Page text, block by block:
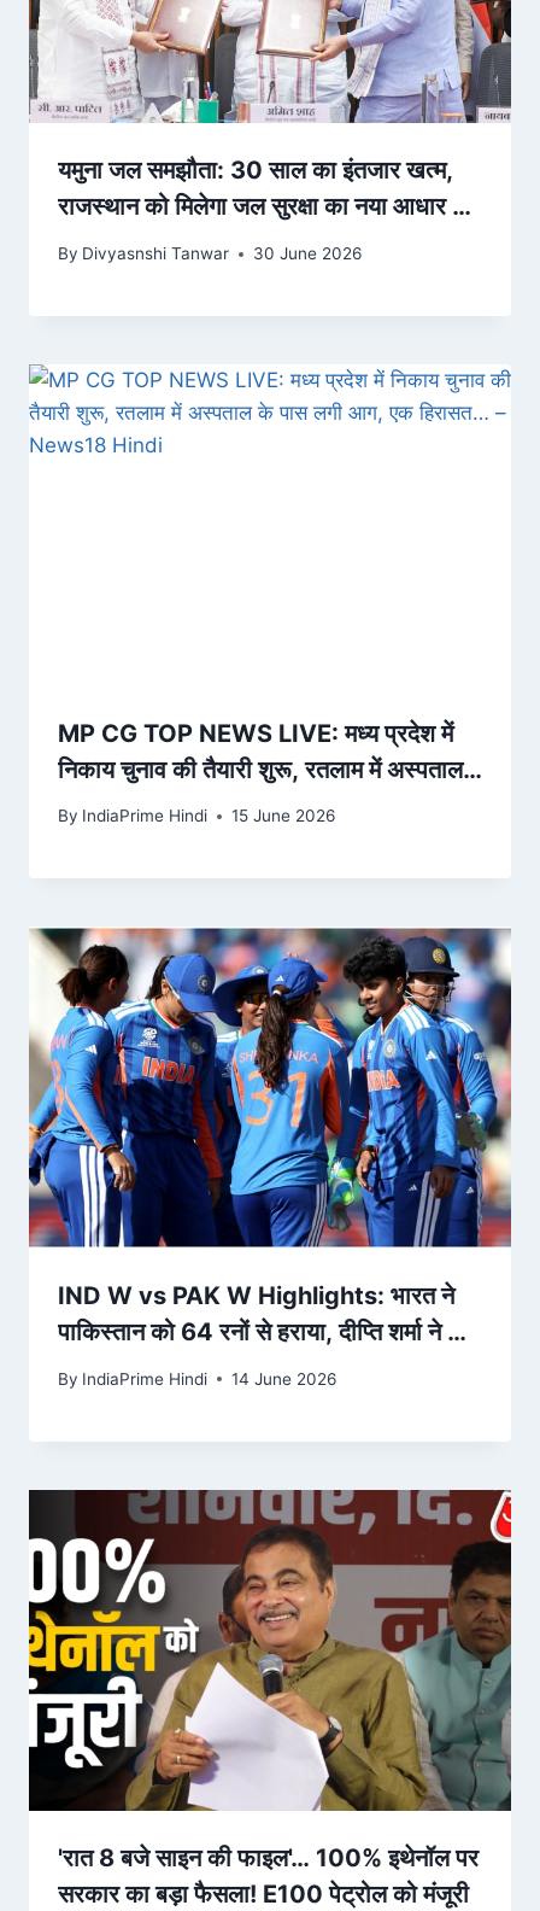
यमुना जल समझौता: 30 साल का इंतजार खत्म,
राजस्थान को मिलेगा जल सुरक्षा का नया आधार —
मुख्यमंत्री भजनलाल शर्मा India Prime
By Divyasnshi Tanwar 30 June 2026
MP CG TOP NEWS LIVE: मध्य प्रदेश में
निकाय चुनाव की तैयारी शुरू, रतलाम में अस्पताल
के पास लगी आग, एक हिरासत… – News18
By IndiaPrime Hindi 15 June 2026
IND W vs PAK W Highlights: भारत ने
पाकिस्तान को 64 रनों से हराया, दीप्ति शर्मा ने पांच
विकेट झटके – Amar Ujala
By IndiaPrime Hindi 14 June 2026
'रात 8 बजे साइन की फाइल'… 100% इथेनॉल पर
सरकार का बड़ा फैसला! E100 पेट्रोल को मंजूरी